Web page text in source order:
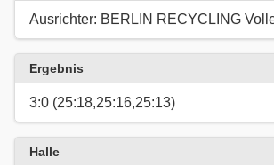
Ausrichter: BERLIN RECYCLING
Ergebnis
3:0 (25:18,25:16,25:13)
Halle